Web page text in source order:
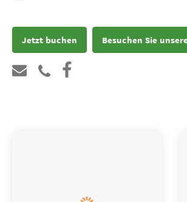
Jetzt buchen Besuchen Sie